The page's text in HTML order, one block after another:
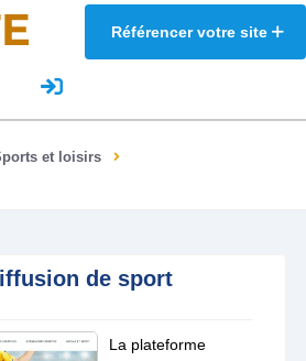
Référencer votre site
et loisirs
de sport
La plateforme